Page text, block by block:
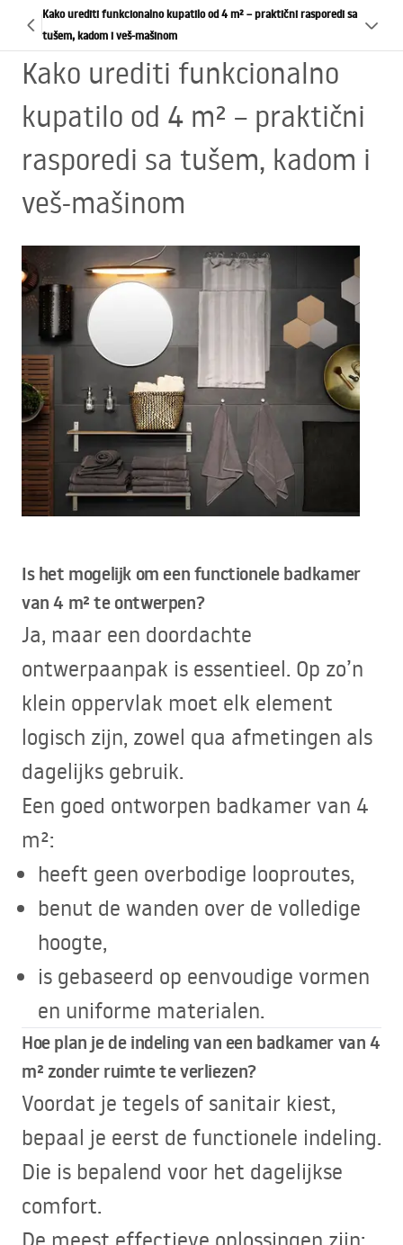
Kako urediti funkcionalno kupatilo od 4 m² – praktični rasporedi sa
tušem, kadom i veš-mašinom
Kako urediti funkcionalno
kupatilo od 4 m² – praktični
rasporedi sa tušem, kadom i
veš-mašinom
Is het mogelijk om een functionele badkamer
van 4 m² te ontwerpen?
Ja, maar een doordachte
ontwerpaanpak is essentieel. Op zo’n
klein oppervlak moet elk element
logisch zijn, zowel qua afmetingen als
dagelijks gebruik.
Een goed ontworpen badkamer van 4
m²:
heeft geen overbodige looproutes,
benut de wanden over de volledige
hoogte,
is gebaseerd op eenvoudige vormen
en uniforme materialen.
Hoe plan je de indeling van een badkamer van 4
m² zonder ruimte te verliezen?
Voordat je tegels of sanitair kiest,
bepaal je eerst de functionele indeling.
Die is bepalend voor het dagelijkse
comfort.
De meest effectieve oplossingen zijn: